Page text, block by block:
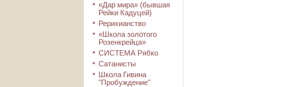
«Дар мира» (бывшая
Рейки Кадуцей)
Рерихианство
«Школа золотого
Розенкрейца»
СИСТЕМА Рябко
Сатанисты
Школа Гивина
"Пробуждение"